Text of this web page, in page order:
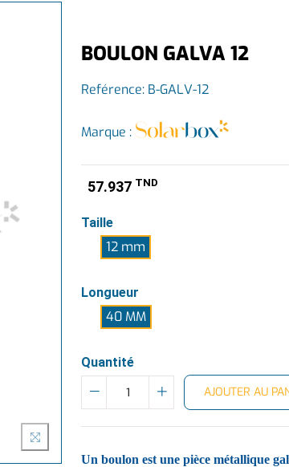
BOULON GALVA 12
Reférence: B-GALV-12
Marque :
57.937 TND
Taille
12 mm
Longueur
40 MM
Quantité
AJOUTER AU
Un boulon est une pièce métallique